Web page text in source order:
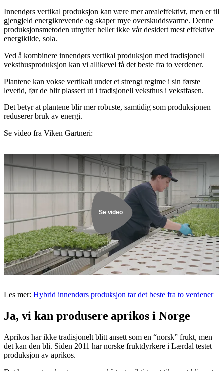
Innendørs vertikal produksjon kan være mer arealeffektivt, men er til
gjengjeld energikrevende og skaper mye overskuddsvarme. Denne
produksjonsmetoden utnytter heller ikke vår desidert mest effektive
energikilde, sola.
Ved å kombinere innendørs vertikal produksjon med tradisjonell
veksthusproduksjon kan vi allikevel få det beste fra to verdener.
Plantene kan vokse vertikalt under et strengt regime i sin første
levetid, før de blir plassert ut i tradisjonell veksthus i vekstfasen.
Det betyr at plantene blir mer robuste, samtidig som produksjonen
reduserer bruk av energi.
Se video fra Viken Gartneri:
Se film
Les mer: Hybrid innendørs produksjon tar det beste fra to verdener
Ja, vi kan produsere aprikos i Norge
Aprikos har ikke tradisjonelt blitt ansett som en “norsk” frukt, men
det kan den bli. Siden 2011 har norske fruktdyrkere i Lærdal testet
produksjon av aprikos.